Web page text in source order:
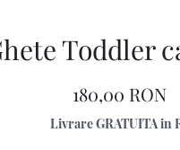
Toddler
180,00 RON
Livrare GRATUITA in